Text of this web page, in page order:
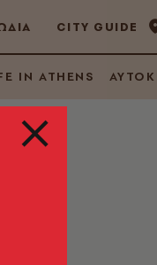
CITY GUIDE
IN ATHENS